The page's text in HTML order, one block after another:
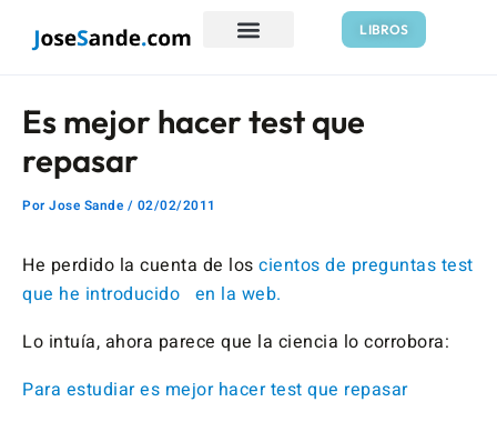
LIBROS
Es mejor hacer test que
repasar
Por Jose Sande / 02/02/2011
He perdido la cuenta de los cientos de preguntas test
que he introducido en la web.
Lo intuía, ahora parece que la ciencia lo corrobora:
Para estudiar es mejor hacer test que repasar
de